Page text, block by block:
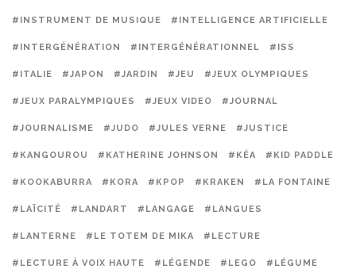
#INSTRUMENT DE MUSIQUE #INTELLIGENCE ARTIFICIELLE
#INTERGÉNÉRATION #INTERGÉNÉRATIONNEL #ISS
#ITALIE #JAPON #JARDIN #JEU #JEUX OLYMPIQUES
#JEUX PARALYMPIQUES #JEUX VIDEO #JOURNAL
#JOURNALISME #JUDO #JULES VERNE #JUSTICE
#KANGOUROU #KATHERINE JOHNSON #KÉA #KID PADDLE
#KOOKABURRA #KORA #KPOP #KRAKEN #LA FONTAINE
#LAÏCITÉ #LANDART #LANGAGE #LANGUES
#LANTERNE #LE TOTEM DE MIKA #LECTURE
#LECTURE À VOIX HAUTE #LÉGENDE #LEGO #LÉGUME